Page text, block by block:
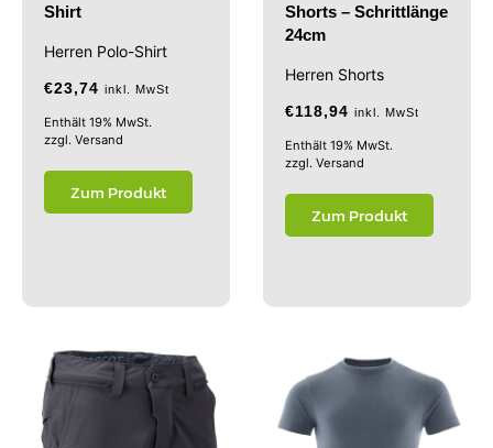
Shirt
Herren Polo-Shirt
€23,74 inkl. MwSt
Enthält 19% MwSt.
zzgl. Versand
Zum Produkt
Shorts – Schrittlänge
24cm
Herren Shorts
€118,94 inkl. MwSt
Enthält 19% MwSt.
zzgl. Versand
Zum Produkt